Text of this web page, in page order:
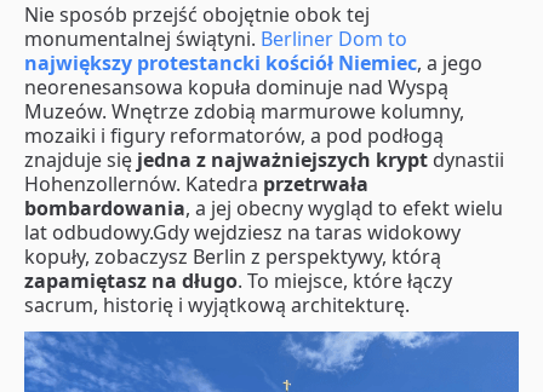
Nie sposób przejść obojętnie obok tej
monumentalnej świątyni. Berliner Dom to
największy protestancki kościół Niemiec, a jego
neorenesansowa kopuła dominuje nad Wyspą
Muzeów. Wnętrze zdobią marmurowe kolumny,
mozaiki i figury reformatorów, a pod podłogą
znajduje się jedna z najważniejszych krypt dynastii
Hohenzollernów. Katedra przetrwała
bombardowania, a jej obecny wygląd to efekt wielu
lat odbudowy.Gdy wejdziesz na taras widokowy
kopuły, zobaczysz Berlin z perspektywy, którą
zapamiętasz na długo. To miejsce, które łączy
sacrum, historię i wyjątkową architekturę.